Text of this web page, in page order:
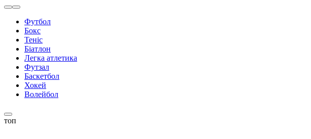
Футбол
Бокс
Теніс
Біатлон
Легка атлетика
Футзал
Баскетбол
Хокей
Волейбол
топ